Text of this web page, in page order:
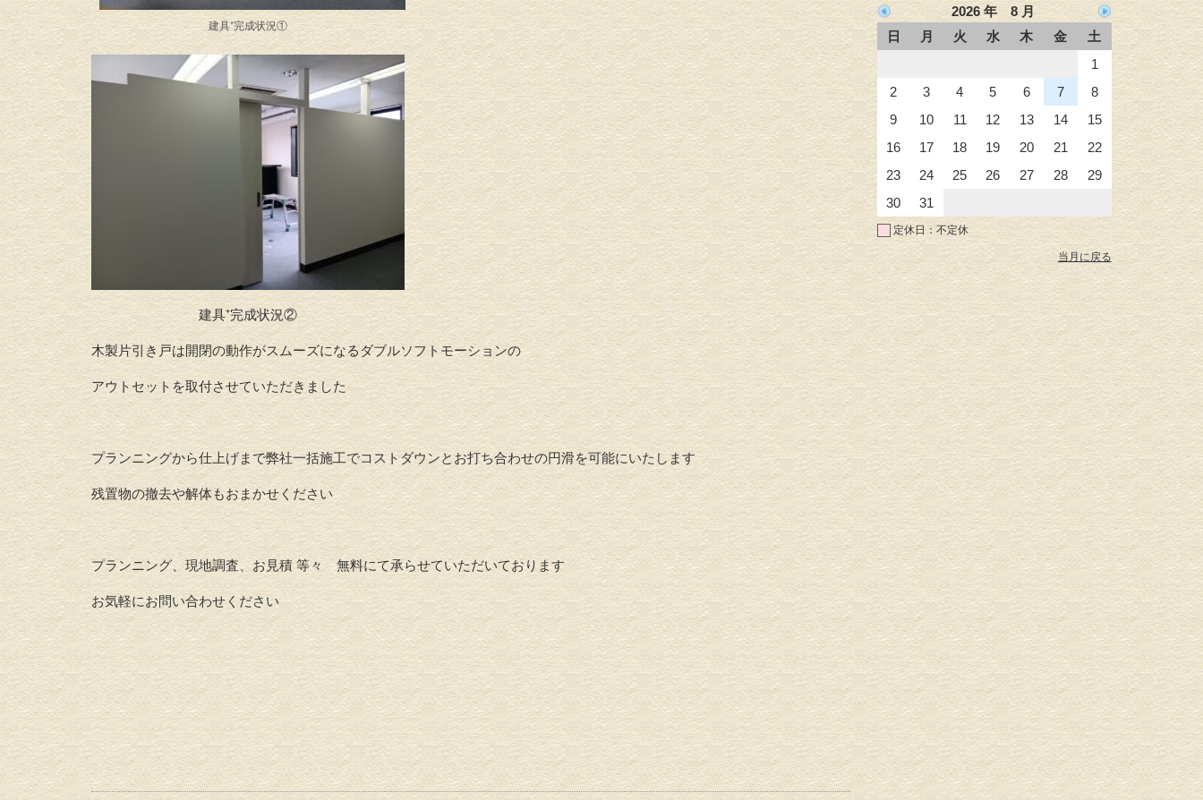
建具⁺完成状況①
建具⁺完成状況②
木製片引き戸は開閉の動作がスムーズになるダブルソフトモーションの
アウトセットを取付させていただきました
プランニングから仕上げまで弊社一括施工でコストダウンとお打ち合わせの円滑を可能にいたします
残置物の撤去や解体もおまかせください
プランニング、現地調査、お見積 等々 無料にて承らせていただいております
お気軽にお問い合わせください
2026 年 8 月
日
月 火 水 木 金
土
1
2
3 4 5 6 7
8
9
10 11 12 13 14
15
16
17 18 19 20 21
22
23
24 25 26 27 28
29
30
31
定休日：不定休
当月に戻る